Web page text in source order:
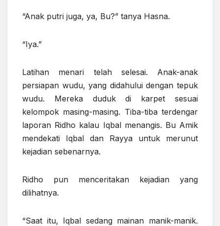
“Anak putri juga, ya, Bu?” tanya Hasna.
“Iya.”
Latihan menari telah selesai. Anak-anak
persiapan wudu, yang didahului dengan tepuk
wudu. Mereka duduk di karpet sesuai
kelompok masing-masing. Tiba-tiba terdengar
laporan Ridho kalau Iqbal menangis. Bu Amik
mendekati Iqbal dan Rayya untuk merunut
kejadian sebenarnya.
Ridho pun menceritakan kejadian yang
dilihatnya.
“Saat itu, Iqbal sedang mainan manik-manik.